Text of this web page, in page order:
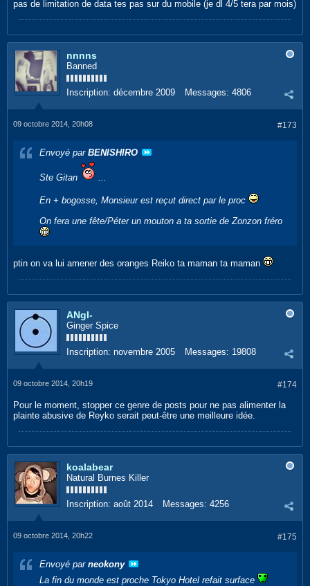
pas de limitation de data tes pas sur du mobile (je dl 4/5 tera par mois)
nnnns
Banned
Inscription: décembre 2009 Messages: 4806
#173
09 octobre 2014, 20h08
Envoyé par BENISHIRO
Ste Gitan ...
En + bogosse, Monsieur est reçut direct par le proc
On fera une fête/Péter un mouton a ta sortie de Zonzon fréro
ptin on va lui amener des oranges Reiko ta maman ta maman
ANgI-
Ginger Spice
Inscription: novembre 2005 Messages: 19808
#174
09 octobre 2014, 20h19
Pour le moment, stopper ce genre de posts pour ne pas alimenter la
plainte abusive de Reyko serait peut-être une meilleure idée.
koalabear
Natural Burnes Killer
Inscription: août 2014 Messages: 4256
#175
09 octobre 2014, 20h22
Envoyé par neokony
La fin du monde est proche Tokyo Hotel refait surface